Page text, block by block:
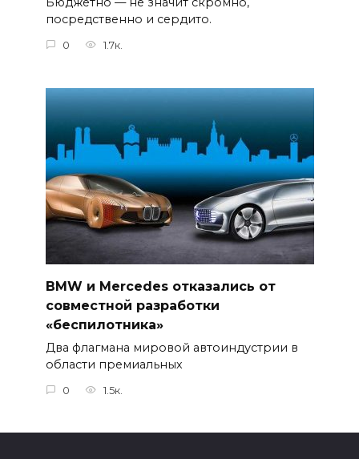
посредственно и сердито.
0 1.7к.
BMW и Mercedes отказались от
совместной разработки
«беспилотника»
Два флагмана мировой автоиндустрии в
области премиальных
0 1.5к.